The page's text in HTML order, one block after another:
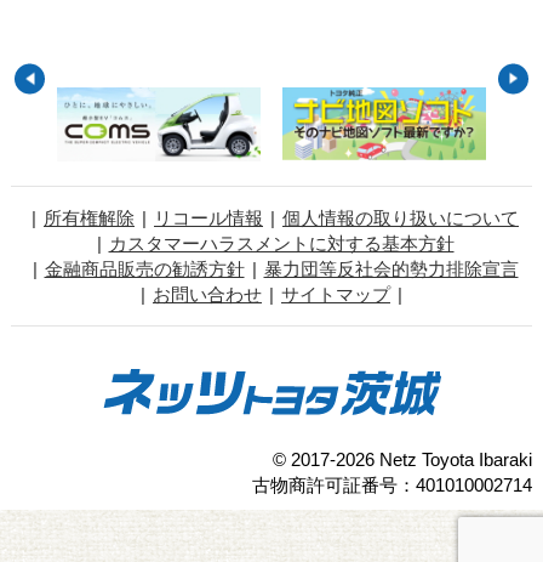
所有権解除 リコール情報
個人情報の取り扱いについて
カスタマーハラスメントに対する基本方針
金融商品販売の勧誘方針
暴力団等反社会的勢力排除宣言
お問い合わせ
サイトマップ
© 2017-2026 Netz Toyota Ibaraki
古物商許可証番号：401010002714